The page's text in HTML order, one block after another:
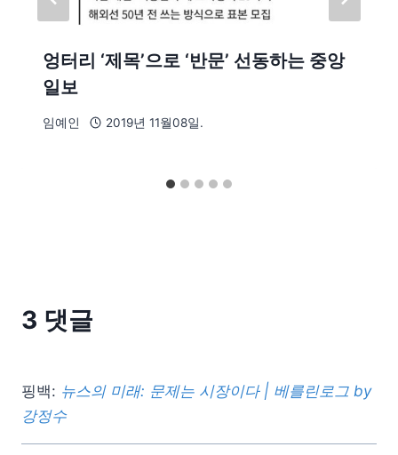
엉터리 ‘제목’으로 ‘반문’ 선동하는 중앙
일보
임예인 2019년 11월08일.
3 댓글
핑백: 뉴스의 미래: 문제는 시장이다 | 베를린로그 by
강정수